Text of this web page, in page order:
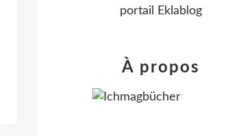
portail Eklablog
À propos